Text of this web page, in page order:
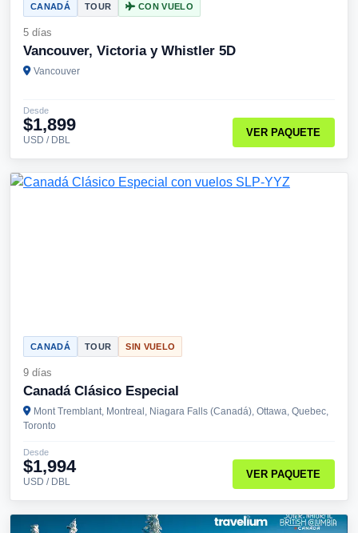
CANADÁ TOUR CON VUELO
5 días
Vancouver, Victoria y Whistler 5D
Vancouver
Desde
$1,899
USD / DBL
VER PAQUETE
CANADÁ TOUR SIN VUELO
9 días
Canadá Clásico Especial
Mont Tremblant, Montreal, Niagara Falls (Canadá), Ottawa, Quebec,
Toronto
Desde
$1,994
USD / DBL
VER PAQUETE